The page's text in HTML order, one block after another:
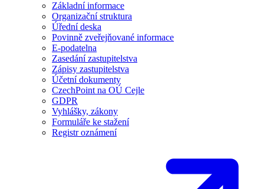
Základní informace
Organizační struktura
Úřední deska
Povinně zveřejňované informace
E-podatelna
Zasedání zastupitelstva
Zápisy zastupitelstva
Účetní dokumenty
CzechPoint na OÚ Cejle
GDPR
Vyhlášky, zákony
Formuláře ke stažení
Registr oznámení